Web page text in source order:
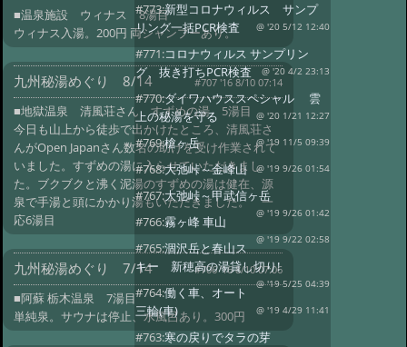
■温泉施設 ウィナス 8湯目
ウィナス入湯。200円 両シャンプーあり。
九州秘湯めぐり 8/14 #707 '16 8/10 07:14
■地獄温泉 清風荘さん すずめの湯 5湯目
今日も山上から徒歩で出かけたところ、清風荘さ
んがOpen Japanさん数名の助けを受け作業されて
いました。すずめの湯に入らせていただきまし
た。ブクブクと沸く泥湯のすずめの湯は健在、源
泉で手湯と頭にかかり湯もいただきました。 一
応6湯目
九州秘湯めぐり 7/14 #706 '16 8/10 07:06
■阿蘇 栃木温泉 7湯目
単純泉。サウナは停止、水風呂あり。300円
#773:新型コロナウィルス サンプ
リング一括PCR検査
@ '20 5/12 12:40
#771:コロナウィルス サンプリン
グ、抜き打ちPCR検査
@ '20 4/2 23:13
#770:ダイワハウススペシャル 雲
上の秘湯を守る
@ '20 1/21 12:27
#769:槍ヶ岳 @ '19 11/5 09:39
#768:大弛峠～金峰山 @ '19 9/26 01:54
#767:大弛峠～甲武信ヶ岳
@ '19 9/26 01:42
#766:霧ヶ峰 車山
@ '19 9/22 02:58
#765:涸沢岳と春山ス
キー 新穂高の湯貸し切り!
@ '19 5/25 04:39
#764:働く車、オート
三輪(車)
@ '19 4/29 11:41
#763:寒の戻りでタラの芽